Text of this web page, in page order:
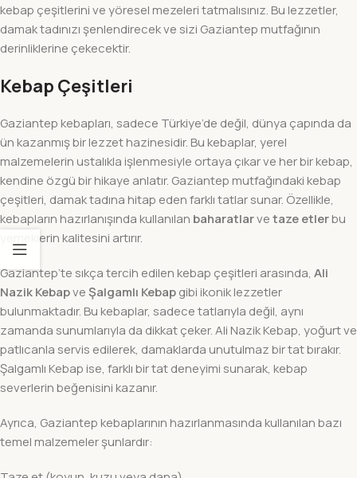
kebap çeşitlerini ve yöresel mezeleri tatmalısınız. Bu lezzetler,
damak tadınızı şenlendirecek ve sizi Gaziantep mutfağının
derinliklerine çekecektir.
Kebap Çeşitleri
Gaziantep kebapları, sadece Türkiye’de değil, dünya çapında da
ün kazanmış bir lezzet hazinesidir. Bu kebaplar, yerel
malzemelerin ustalıkla işlenmesiyle ortaya çıkar ve her bir kebap,
kendine özgü bir hikaye anlatır. Gaziantep mutfağındaki kebap
çeşitleri, damak tadına hitap eden farklı tatlar sunar. Özellikle,
kebapların hazırlanışında kullanılan baharatlarvetaze etlerbu
yemeklerin kalitesini artırır.
Gaziantep’te sıkça tercih edilen kebap çeşitleri arasında, Ali
Nazik KebapveŞalgamlı Kebapgibi ikonik lezzetler
bulunmaktadır. Bu kebaplar, sadece tatlarıyla değil, aynı
zamanda sunumlarıyla da dikkat çeker. Ali Nazik Kebap, yoğurt ve
patlıcanla servis edilerek, damaklarda unutulmaz bir tat bırakır.
Şalgamlı Kebap ise, farklı bir tat deneyimi sunarak, kebap
severlerin beğenisini kazanır.
Ayrıca, Gaziantep kebaplarının hazırlanmasında kullanılan bazı
temel malzemeler şunlardır: